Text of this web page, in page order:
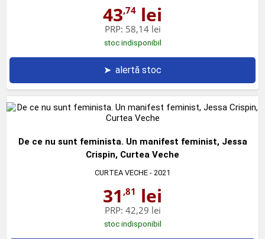
43,74 lei
PRP: 58,14 lei
stoc indisponibil
➤ alertă stoc
De ce nu sunt feminista. Un manifest feminist, Jessa
Crispin, Curtea Veche
CURTEA VECHE - 2021
31 ,81 lei
PRP: 42,29 lei
stoc indisponibil